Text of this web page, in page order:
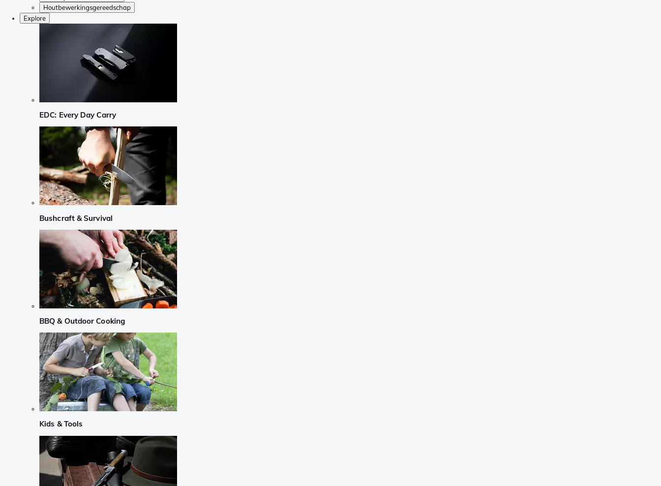
Houtbewerkingsgereedschap
Explore
EDC: Every Day Carry
Bushcraft & Survival
BBQ & Outdoor Cooking
Kids & Tools